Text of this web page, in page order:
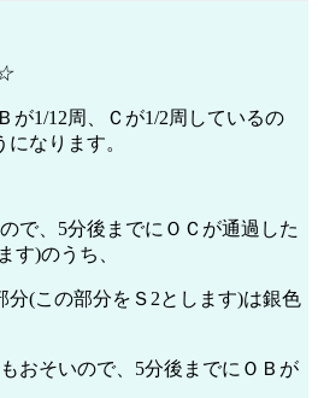
が1/12周、Ｃが1/2周しているの
なります。
で、5分後までにＯＣが通過した
す)のうち、
分(この部分を Ｓ2とします)は銀色
おそいので、5分後までにＯＢが